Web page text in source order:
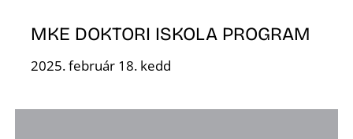
MKE DOKTORI ISKOLA PROGRAM
2025. február 18. kedd